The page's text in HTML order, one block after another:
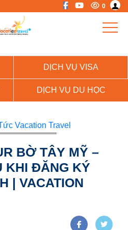
0
DỊCH VỤ VISA
DỊCH VỤ DU HỌC
Vacation Travel
BỜ TÂY MỸ –
KHI ĐĂNG KÝ
| VACATION